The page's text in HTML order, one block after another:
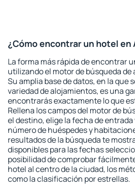
¿Cómo encontrar un hotel en
La forma más rápida de encontrar
utilizando el motor de búsqueda de
Su amplia base de datos, en la que
variedad de alojamientos, es una
encontrarás exactamente lo que
Rellena los campos del motor de
el destino, elige la fecha de entrada
número de huéspedes y
resultados de la búsqueda te
disponibles para las fechas
posibilidad de comprobar
hotel al centro de la ciudad, los
como la clasificación por estrellas.